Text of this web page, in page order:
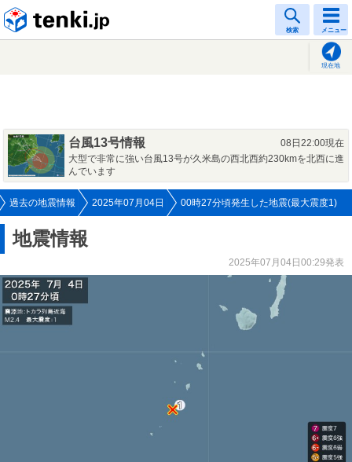
検索 メニュー
現在地
台風13号情報
08日22:00現在
大型で非常に強い台風13号が久米島の西北西約230kmを北西に進
んでいます
過去の地震情報 2025年07月04日 00時27分頃発生した地震(最大震度1)
地震情報
2025年07月04日00:29発表